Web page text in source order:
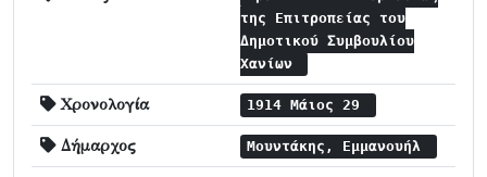
της Επιτροπείας του
Δημοτικού Συμβουλίου
Χανίων
Χρονολογία 1914 Μάιος 29
Δήμαρχος Μουντάκης, Εμμανουήλ